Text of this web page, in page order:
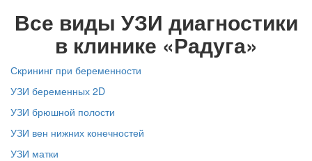
Все виды УЗИ диагностики
в клинике «Радуга»
Скрининг при беременности
УЗИ беременных 2D
УЗИ брюшной полости
УЗИ вен нижних конечностей
УЗИ матки